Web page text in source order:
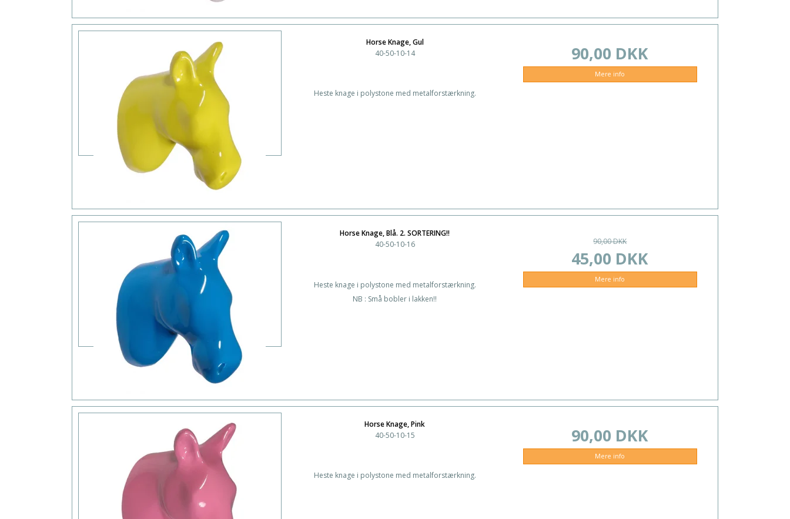
Horse Knage, Gul
40-50-10-14
Heste knage i polystone med metalforstærkning.
90,00 DKK
Mere info
Horse Knage, Blå. 2. SORTERING!!
40-50-10-16
Heste knage i polystone med metalforstærkning.
NB : Små bobler i lakken!!
90,00 DKK
45,00 DKK
Mere info
Horse Knage, Pink
40-50-10-15
Heste knage i polystone med metalforstærkning.
90,00 DKK
Mere info